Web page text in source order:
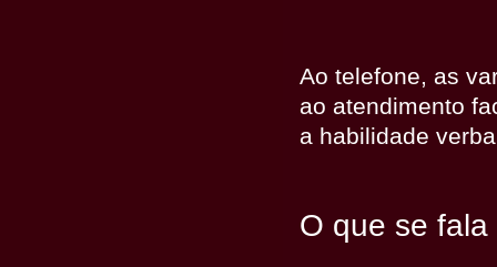
Ao telefone, as
ao atendimento
a habilidade
O que se fala